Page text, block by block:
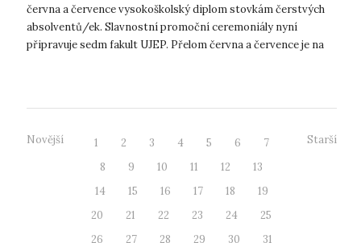
června a července vysokoškolský diplom stovkám čerstvých
absolventů/ek. Slavnostní promoční ceremoniály nyní
připravuje sedm fakult UJEP. Přelom června a července je na
Novější 1 2 3 4 5 6
7
8
9 10 11 12
13
14
15 16 17 18
19
20
21 22 23 24
25
26
27 28 29 30 31
Starší